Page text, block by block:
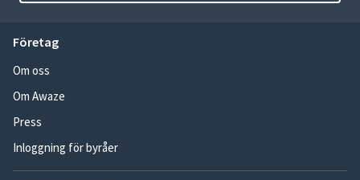
Företag
Om oss
Om Awaze
Press
Inloggning för byråer